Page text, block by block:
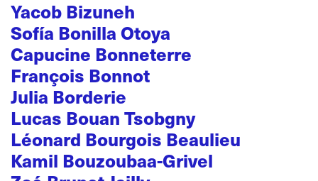
Yacob Bizuneh
Sofía Bonilla Otoya
Capucine Bonneterre
François Bonnot
Julia Borderie
Lucas Bouan Tsobgny
Léonard Bourgois Beaulieu
Kamil Bouzoubaa-Grivel